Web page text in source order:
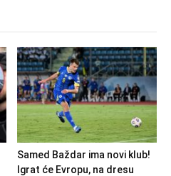
Samed Baždar ima novi klub!
Igrat će Evropu, na dresu